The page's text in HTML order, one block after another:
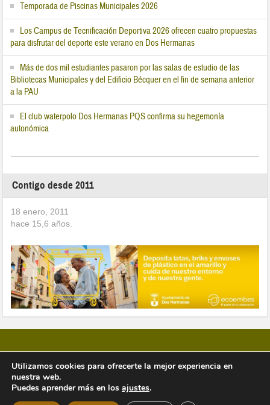
Temporada de Piscinas Municipales 2026
Los Campus de Tecnificación Deportiva 2026 ofrecen cuatro propuestas
para disfrutar del deporte este verano en Dos Hermanas
Más de dos mil estudiantes pasaron por las salas de estudio de las
Bibliotecas Municipales y del Edificio Bécquer en el fin de semana anterior
a la PAU
El club waterpolo Dos Hermanas PQS confirma su hegemonía
autonómica
Contigo desde 2011
18 enero, 2011
hace 15,6 años.
Copyright © 2026 Vivir en Montequinto Periódico Digital
Utilizamos cookies para ofrecerte la mejor experiencia en
nuestra web.
Puedes aprender más en los ajustes.